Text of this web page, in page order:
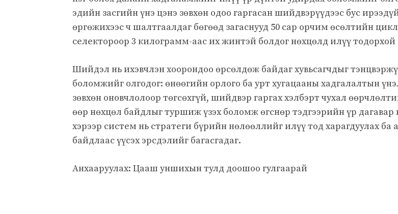
эдийн засгийн үнэ цэнэ зөвхөн одоо гаргасан шийдвэрүүдээс бус
өргөжихээс ч шалтгаалдаг бөгөөд загаснууд 50 сар орчим өсөлтийн
селектороор 3 килограмм-аас их жинтэй болдог нөхцөлд илүү тодорхой
Шийдэл нь ихэвчлэн хоорондоо өрсөлдөж байдаг хувьсагчдыг
боломжийг олгодог: өнөөгийн орлого ба урт хугацааны хадгалалтын
зөвхөн оновчлолоор төгсөхгүй, шийдвэр гаргах хэлбэрт чухал
өөр нөхцөл байдлыг туршиж үзэх боломж өгснөр тэдгээрийн үр дагавар
хэрээр систем нь стратеги бүрийн нөлөөллийг илүү тод харагдуулах ба
байдлаас үүсэх эрсдэлийг багасгадаг.
Анхааруулах: Цааш уншихын тулд доошоо гулгаарай